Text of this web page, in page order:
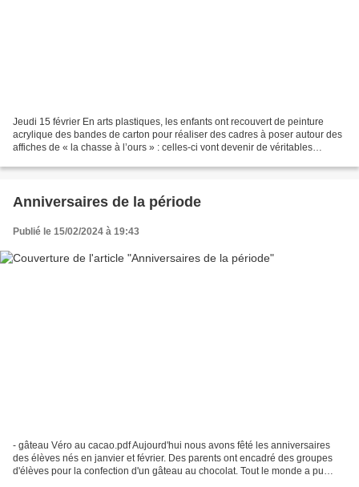
Jeudi 15 février En arts plastiques, les enfants ont recouvert de peinture
acrylique des bandes de carton pour réaliser des cadres à poser autour des
affiches de « la chasse à l’ours » : celles-ci vont devenir de véritables
Anniversaires de la période
Publié le 15/02/2024 à 19:43
- gâteau Véro au cacao.pdf Aujourd'hui nous avons fêté les anniversaires
des élèves nés en janvier et février. Des parents ont encadré des groupes
d'élèves pour la confection d'un gâteau au chocolat. Tout le monde a pu